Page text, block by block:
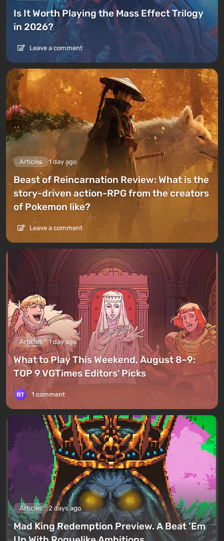
Is It Worth Playing the Mass Effect Trilogy
in 2026?
Leave a comment
Articles 1 day ago
Beast of Reincarnation Review: What is the
story-driven action-RPG from the creators
of Pokemon like?
Leave a comment
Articles 1 day ago
What to Play This Weekend, August 8–9:
TOP 9 VGTimes Editors' Picks
1 comment
Articles 2 days ago
Mad King Redemption Preview. A Beat ’Em